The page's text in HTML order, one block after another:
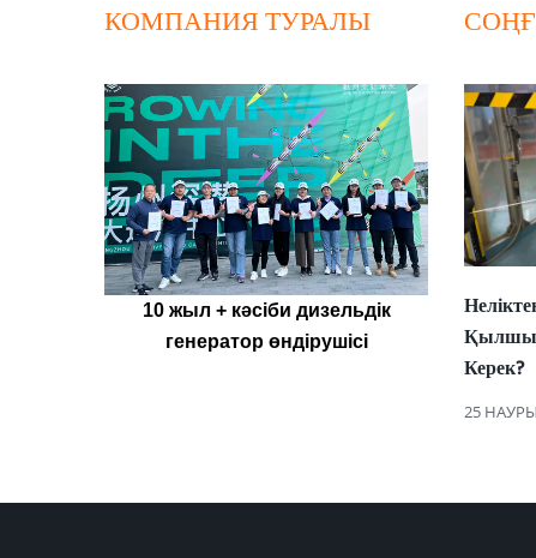
КОМПАНИЯ ТУРАЛЫ
10 жыл + кәсіби дизельдік
генератор өндірушісі
Керек?
25